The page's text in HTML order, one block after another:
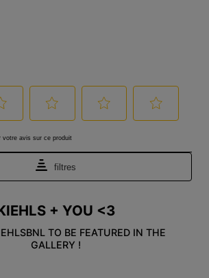
+ YOU <3
TO BE FEATURED IN THE
GALLERY !